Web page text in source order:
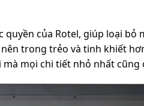
của Rotel, giúp loại
trong trẻo và tinh khiết
mọi chi tiết nhỏ nhất cũng